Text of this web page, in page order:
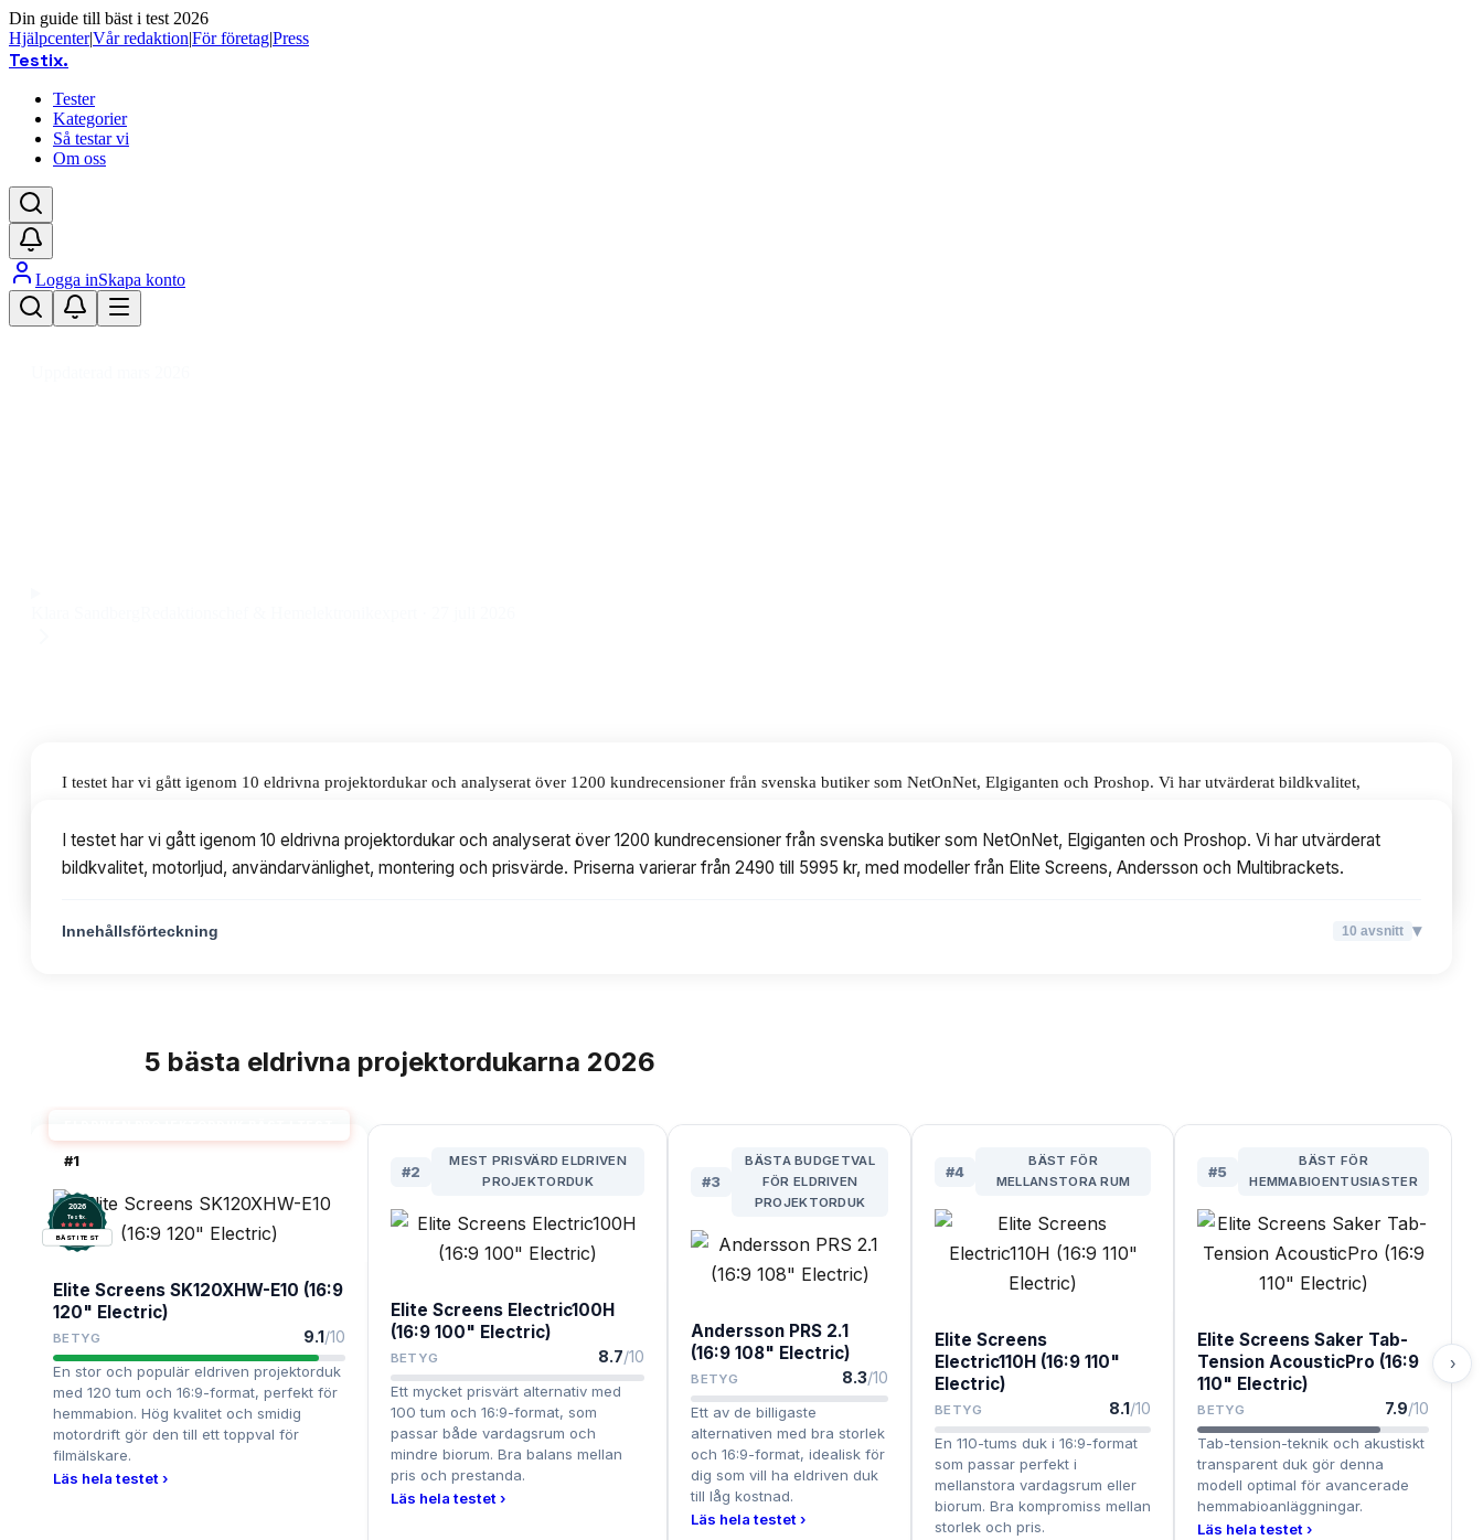
Din guide till bäst i test 2026
Hjälpcenter|Vår redaktion|För företag|Press
Testix.
Tester
Kategorier
Så testar vi
Om oss
Logga inSkapa konto
I testet har vi gått igenom 10 eldrivna projektordukar och analyserat över 1200 kundrecensioner från svenska butiker som NetOnNet, Elgiganten och Proshop. Vi har utvärderat bildkvalitet,
Innehållsförteckning 10
I testet har vi gått igenom 10 eldrivna projektordukar och analyserat över 1200 kundrecensioner från svenska butiker som NetOnNet, Elgiganten och Proshop. Vi har utvärderat
bildkvalitet, motorljud, användarvänlighet, montering och prisvärde. Priserna varierar från 2490 till 5995 kr, med modeller från Elite Screens, Andersson och Multibrackets.
Innehållsförteckning 10 avsnitt ▾
5 bästa eldrivna projektordukarna 2026
#1
2026
Testix.
BÄST I TEST
Elite Screens SK120XHW-E10 (16:9
120" Electric)
BETYG 9.1/10
En stor och populär eldriven projektorduk
med 120 tum och 16:9-format, perfekt för
hemmabion. Hög kvalitet och smidig
motordrift gör den till ett toppval för
filmälskare.
Läs hela testet ›
#2
MEST PRISVÄRD ELDRIVEN
PROJEKTORDUK
Elite Screens Electric100H
(16:9 100" Electric)
BETYG 8.7/10
Ett mycket prisvärt alternativ med
100 tum och 16:9-format, som
passar både vardagsrum och
mindre biorum. Bra balans mellan
pris och prestanda.
Läs hela testet ›
#3
BÄSTA BUDGETVAL
FÖR ELDRIVEN
PROJEKTORDUK
Andersson PRS 2.1
(16:9 108" Electric)
BETYG 8.3/10
Ett av de billigaste
alternativen med bra storlek
och 16:9-format, idealisk för
dig som vill ha eldriven duk
till låg kostnad.
Läs hela testet ›
#4
BÄST FÖR
MELLANSTORA RUM
Elite Screens
Electric110H (16:9 110"
Electric)
BETYG 8.1/10
En 110-tums duk i 16:9-format
som passar perfekt i
mellanstora vardagsrum eller
biorum. Bra kompromiss mellan
storlek och pris.
#5
BÄST FÖR
HEMMABIOENTUSIASTER
Elite Screens Saker Tab-
Tension AcousticPro (16:9
110" Electric)
BETYG 7.9/10
Tab-tension-teknik och akustiskt
transparent duk gör denna
modell optimal för avancerade
hemmabioanläggningar.
Läs hela testet ›
›